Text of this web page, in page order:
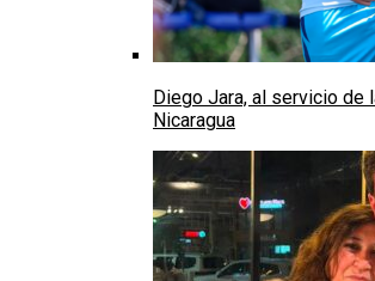
Diego Jara, al servicio de
Nicaragua